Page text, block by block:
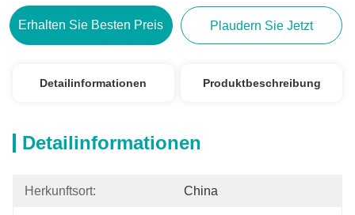
Erhalten Sie Besten Preis Plaudern Sie Jetzt
Detailinformationen Produktbeschreibung
Detailinformationen
Herkunftsort: China